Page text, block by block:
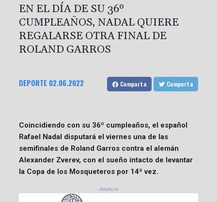
EN EL DÍA DE SU 36º
CUMPLEAÑOS, NADAL QUIERE
REGALARSE OTRA FINAL DE
ROLAND GARROS
DEPORTE 02.06.2022 Comparta Comparta
Coincidiendo con su 36º cumpleaños, el español
Rafael Nadal disputará el viernes una de las
semifinales de Roland Garros contra el alemán
Alexander Zverev, con el sueño intacto de levantar
la Copa de los Mosqueteros por 14ª vez.
Anuncio